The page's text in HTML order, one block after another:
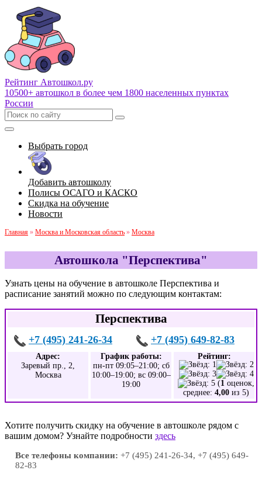
Рейтинг Автошкол.ру
10500+ автошкол в более чем 1800 населенных пунктах
России
Выбрать город
Добавить автошколу
Полисы ОСАГО и КАСКО
Скидка на обучение
Новости
Главная » Москва и Московская область » Москва
Автошкола "Перспектива"
Узнать цены на обучение в автошколе Перспектива и
расписание занятий можно по следующим контактам:
Перспектива
+7 (495) 241-26-34 +7 (495) 649-82-83
Адрес:
Заревый пр., 2,
Москва
График работы:
пн-пт 09:05–21:00; сб
10:00–19:00; вс 09:00–
19:00
Рейтинг:
(1 оценок,
среднее: 4,00 из 5)
Хотите получить скидку на обучение в автошколе рядом с
вашим домом? Узнайте подробности здесь
Все телефоны компании: +7 (495) 241-26-34, +7 (495) 649-
82-83